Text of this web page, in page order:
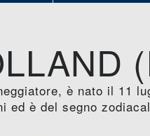
è nato il 11
ed è del segno